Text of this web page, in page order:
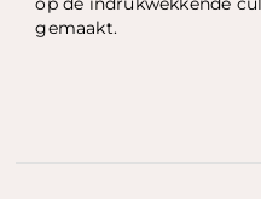
gemaakt.